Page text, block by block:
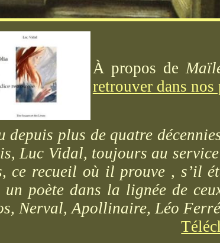
À propos de
retrouver dans
depuis plus de quatre
Luc Vidal, toujours au
ce recueil où il prouve , s’il
un poète dans la lignée de
Nerval, Apollinaire, Léo